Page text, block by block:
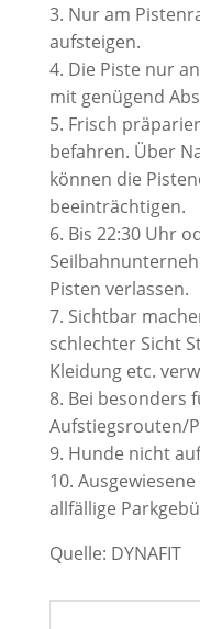
3. Nur am
aufsteigen.
4. Die Piste nur
mit genügend
5. Frisch
befahren. Über
können die
beeinträchtigen.
6. Bis 22:30 Uhr
Pisten verlassen.
7. Sichtbar
schlechter Sicht
Kleidung etc.
8. Bei besonders
Aufstiegsrouten/
9. Hunde nicht
10.
allfällige
Quelle: DYNAFIT